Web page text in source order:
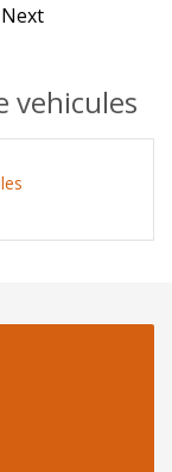
Next
vehicules